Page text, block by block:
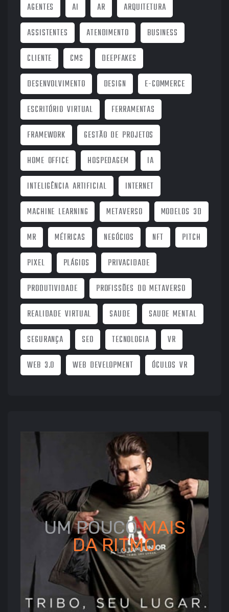
AGENTES AI AR
ARQUITETURA
ASSISTENTES
ATENDIMENTO
BUSINESS
CLIENTE
CMS
DEEPFAKES
DESENVOLVIMENTO
DESIGN
E-COMMERCE
ESCRITÓRIO VIRTUAL
FERRAMENTAS
FRAMEWORK
GESTÃO DE PROJETOS
HOME OFFICE
HOSPEDAGEM
IA
INTELIGÊNCIA ARTIFICIAL
INTERNET
MACHINE LEARNING
METAVERSO
MODELOS 3D
MR
MÉTRICAS NEGÓCIOS NFT
PITCH
PIXEL
PLÁGIOS
PRIVACIDADE
PRODUTIVIDADE
PROFISSÕES DO METAVERSO
REALIDADE VIRTUAL
SAUDE
SAUDE MENTAL
SEGURANÇA
SEO TECNOLOGIA
VR
WEB 3.0
WEB DEVELOPMENT ÓCULOS VR
UM POUCOMAIS
DARITMO